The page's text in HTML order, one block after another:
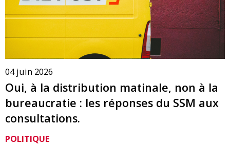
04 juin 2026
Oui, à la distribution matinale, non à la
bureaucratie : les réponses du SSM aux
consultations.
POLITIQUE